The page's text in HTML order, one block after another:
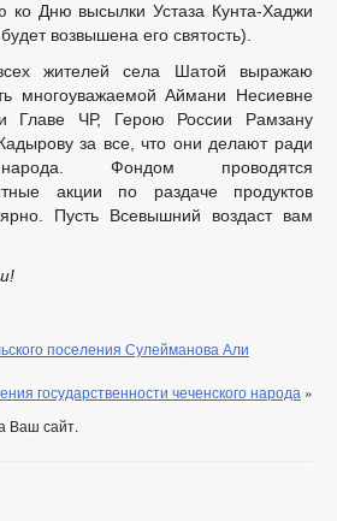
ко Дню высылки Устаза Кунта-Хаджи
возвышена его святость).
жителей села Шатой выражаю
многоуважаемой Аймани Несиевне
Главе ЧР, Герою России Рамзану
за все, что они делают ради
Фондом проводятся
акции по раздаче продуктов
Пусть Всевышний воздаст вам
поселения Сулейманова Али
государственности чеченского народа »
Ваш сайт.